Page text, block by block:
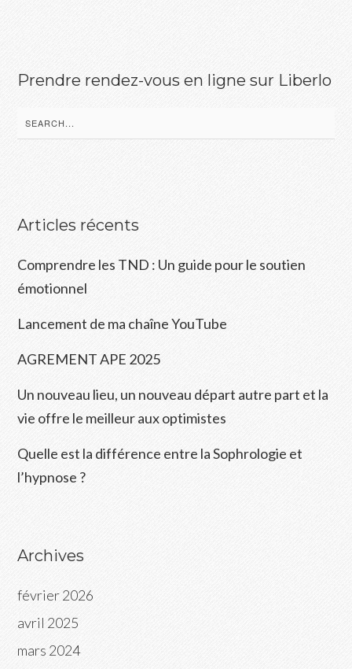
Prendre rendez-vous en ligne sur Liberlo
Search
for:
Articles récents
Comprendre les TND : Un guide pour le soutien
émotionnel
Lancement de ma chaîne YouTube
AGREMENT APE 2025
Un nouveau lieu, un nouveau départ autre part et la
vie offre le meilleur aux optimistes
Quelle est la différence entre la Sophrologie et
l’hypnose ?
Archives
février 2026
avril 2025
mars 2024